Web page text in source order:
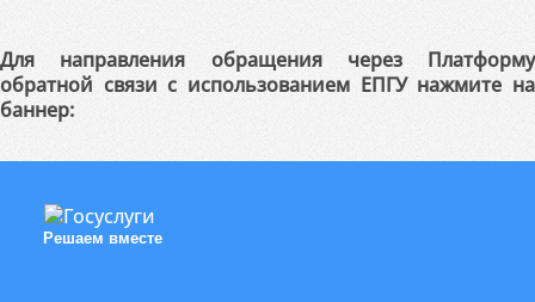
Для направления обращения через Платформу
обратной связи с использованием ЕПГУ нажмите на
баннер:
Решаем вместе